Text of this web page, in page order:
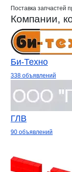
Поставка запчастей
Компании,
Би-Техно
338 объявлений
ГЛВ
90 объявлений